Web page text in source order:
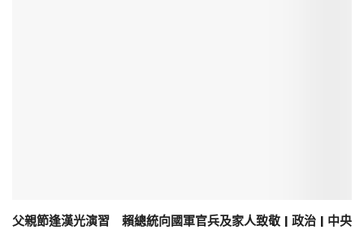
父親節逢漢光演習 賴總統向國軍官兵及家人致敬 | 政治 | 中央